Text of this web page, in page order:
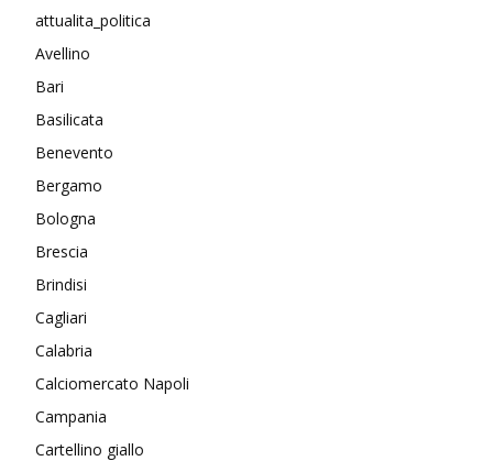
attualita_politica
Avellino
Bari
Basilicata
Benevento
Bergamo
Bologna
Brescia
Brindisi
Cagliari
Calabria
Calciomercato Napoli
Campania
Cartellino giallo